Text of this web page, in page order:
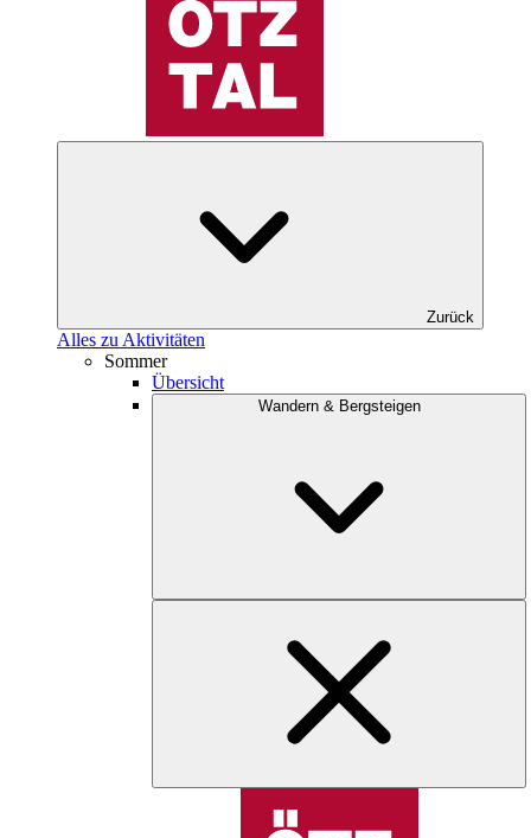
Zurück
Alles zu Aktivitäten
Sommer
Übersicht
Wandern & Bergsteigen